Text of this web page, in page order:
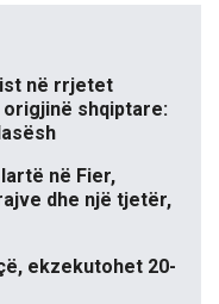
në rrjetet
shqiptare:
në Fier,
dhe një tjetër,
ekzekutohet 20-